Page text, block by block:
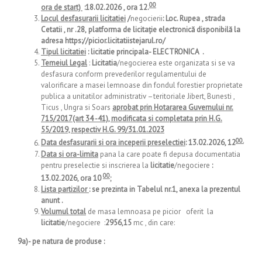
ora de start) :18.02.2026 , ora 12.00
Locul desfasurarii licitatiei/negocierii: Loc. Rupea , strada
Cetatii , nr .28, platforma de licitație electronică disponibilă la
adresa https://picior.licitatiistejarul.ro/
Tipul licitatiei : licitatie principala- ELECTRONICA .
Temeiul Legal : Licitatia/negocierea este organizata si se va
desfasura conform prevederilor regulamentului de
valorificare a masei lemnoase din fondul forestier proprietate
publica a unitatilor administrativ –teritoriale Jibert, Bunesti ,
Ticus , Ungra si Soars aprobat prin Hotararea Guvernului nr.
715/2017(art 34 -41), modificata si completata prin H.G.
55/2019, respectiv H.G. 99/31.01.2023
Data desfasurarii si ora inceperii preselectiei: 13.02.2026, 1200.
Data si ora-limita pana la care poate fi depusa documentatia
pentru preselectie si inscrierea la licitatie/negociere :
13.02.2026, ora 1000;
Lista partizilor: se prezinta in Tabelul nr.1, anexa la prezentul
anunt .
Volumul total de masa lemnoasa pe picior oferit la
licitatie/negociere :2956,15 mc , din care:
9a)- pe natura de produse :